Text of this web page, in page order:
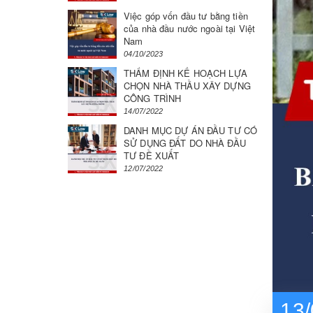
Việc góp vốn đầu tư bằng tiền
của nhà đầu nước ngoài tại Việt
Nam
04/10/2023
THẨM ĐỊNH KẾ HOẠCH LỰA
CHỌN NHÀ THẦU XÂY DỰNG
CÔNG TRÌNH
14/07/2022
DANH MỤC DỰ ÁN ĐẦU TƯ CÓ
SỬ DỤNG ĐẤT DO NHÀ ĐẦU
TƯ ĐỀ XUẤT
12/07/2022